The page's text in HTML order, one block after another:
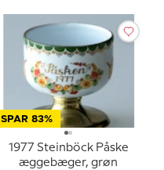
SPAR 83%
1977 Steinböck Påske
æggebæger, grøn